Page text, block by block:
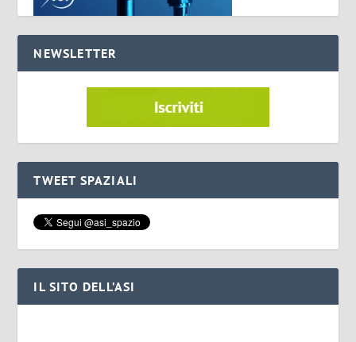
NEWSLETTER
TWEET SPAZIALI
IL SITO DELL’ASI